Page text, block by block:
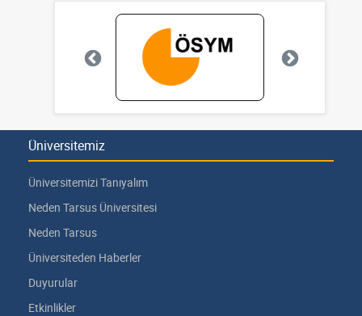
Üniversitemiz
Üniversitemizi Tanıyalım
Neden Tarsus Üniversitesi
Neden Tarsus
Üniversiteden Haberler
Duyurular
Etkinlikler